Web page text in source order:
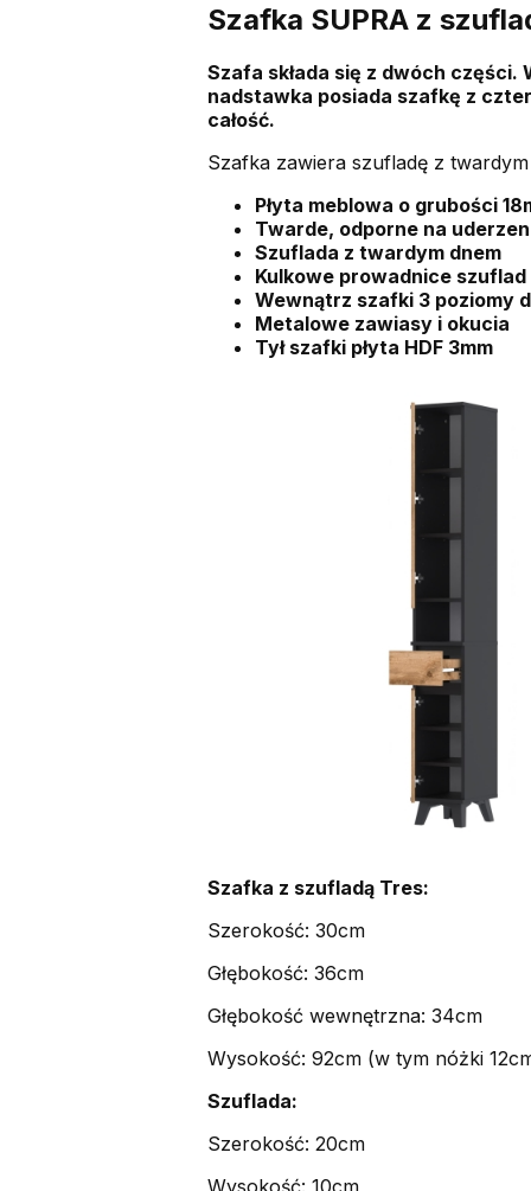
Szafka SUPRA z
Szafa składa się z dwóch części.
nadstawka posiada szafkę z
całość.
Szafka zawiera szufladę z
Płyta meblowa o grubości
Twarde, odporne na
Szuflada z twardym dnem
Kulkowe prowadnice szuflad
Wewnątrz szafki 3 poziomy
Metalowe zawiasy i okucia
Tył szafki płyta HDF 3mm
Szafka z szufladą Tres:
Szerokość: 30cm
Głębokość: 36cm
Głębokość wewnętrzna: 34cm
Wysokość: 92cm (w tym nóżki
Szuflada:
Szerokość: 20cm
Wysokość: 10cm